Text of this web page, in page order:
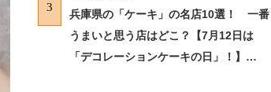
3
兵庫県の「ケーキ」の名店10選！ 一番
うまいと思う店はどこ？【7月12日は
「デコレーションケーキの日」！】